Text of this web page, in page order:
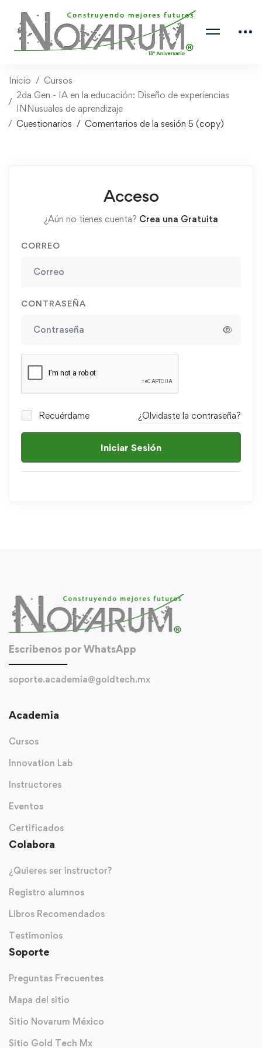
Inicio
Cursos
2da Gen - IA en la educación: Diseño de experiencias
INNusuales de aprendizaje
Cuestionarios
Comentarios de la sesión 5 (copy)
Acceso
¿Aún no tienes cuenta? Crea una Gratuita
CORREO
CONTRASEÑA
Recuérdame ¿Olvidaste la contraseña?
Iniciar Sesión
Escribenos por WhatsApp
soporte.academia@goldtech.mx
Academia
Cursos
Innovation Lab
Instructores
Eventos
Certificados
Colabora
¿Quieres ser instructor?
Registro alumnos
Libros Recomendados
Testimonios
Soporte
Preguntas Frecuentes
Mapa del sitio
Sitio Novarum México
Sitio Gold Tech Mx